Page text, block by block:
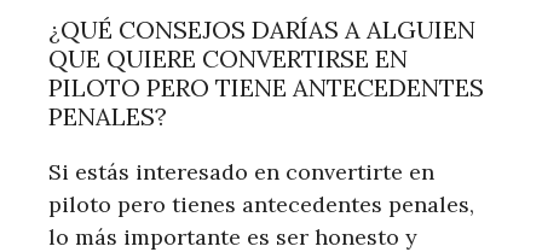
¿QUÉ CONSEJOS DARÍAS A ALGUIEN
QUE QUIERE CONVERTIRSE EN
PILOTO PERO TIENE ANTECEDENTES
PENALES?
Si estás interesado en convertirte en
piloto pero tienes antecedentes penales,
lo más importante es ser honesto y